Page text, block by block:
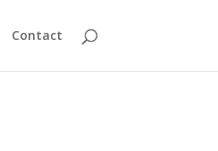
Contact